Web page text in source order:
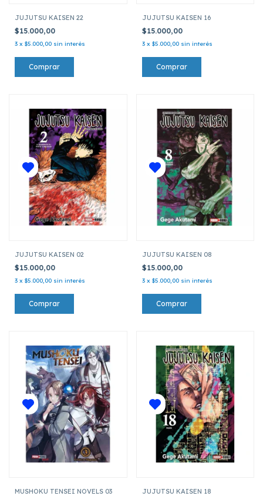
JUJUTSU KAISEN 22
$15.000,00
3 x $5.000,00 sin interés
JUJUTSU KAISEN 16
$15.000,00
3 x $5.000,00 sin interés
JUJUTSU KAISEN 02
$15.000,00
3 x $5.000,00 sin interés
JUJUTSU KAISEN 08
$15.000,00
3 x $5.000,00 sin interés
MUSHOKU TENSEI NOVELS 03 JUJUTSU KAISEN 18